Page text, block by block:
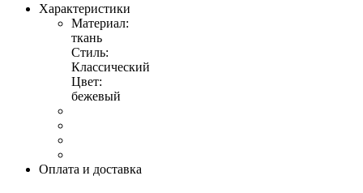
Характеристики
Материал:
ткань
Стиль:
Классический
Цвет:
бежевый
Оплата и доставка